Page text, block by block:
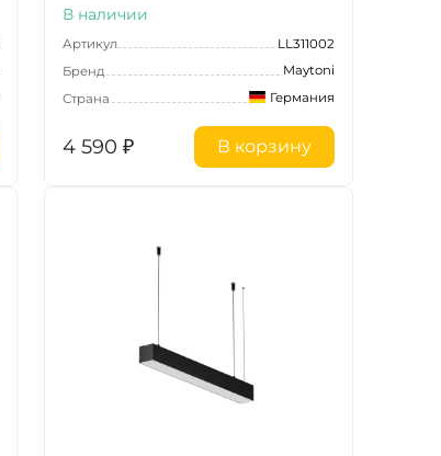
В наличии
Артикул
LL311002
Бренд
Maytoni
Страна
Германия
4 590 ₽ В корзину